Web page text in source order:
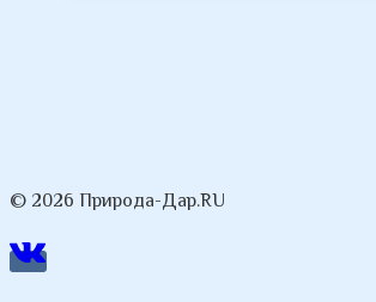
© 2026 Природа-Дар.RU